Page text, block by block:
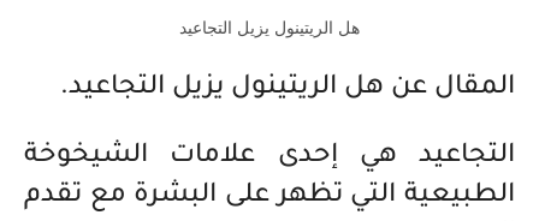
هل الريتينول يزيل التجاعيد
المقال عن هل الريتينول يزيل التجاعيد.
التجاعيد هي إحدى علامات الشيخوخة
الطبيعية التي تظهر على البشرة مع تقدم